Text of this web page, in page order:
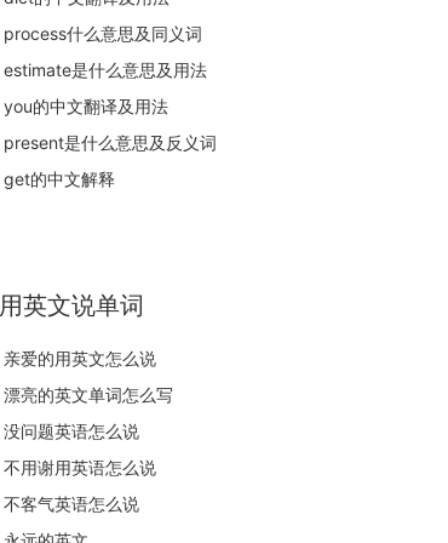
process什么意思及同义词
estimate是什么意思及用法
you的中文翻译及用法
present是什么意思及反义词
get的中文解释
用英文说单词
亲爱的用英文怎么说
漂亮的英文单词怎么写
没问题英语怎么说
不用谢用英语怎么说
不客气英语怎么说